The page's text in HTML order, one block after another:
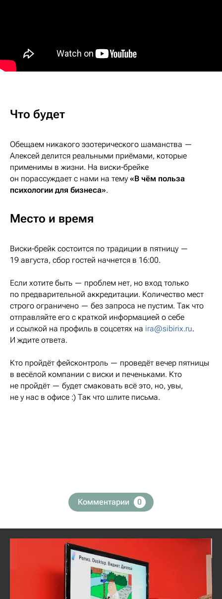
Что будет
Обещаем никакого эзотерического шаманства —
Алексей делится реальными приёмами, которые
применимы в жизни. На виски-брейке
он порассуждает с нами на тему «В чём польза
психологии для бизнеса».
Место и время
Виски-брейк состоится по традиции в пятницу —
19 августа, сбор гостей начнется в 16:00.
Если хотите быть — проблем нет, но вход только
по предварительной аккредитации. Количество мест
строго ограничено — без запроса не пустим. Так что
отправляйте его с краткой информацией о себе
и ссылкой на профиль в соцсетях на ira@sibirix.ru.
И ждите ответа.
Кто пройдёт фейсконтроль — проведёт вечер пятницы
в весёлой компании с виски и печеньками. Кто
не пройдёт — будет смаковать всё это, но, увы,
не у нас в офисе :) Так что шлите письма.
Комментарии 0